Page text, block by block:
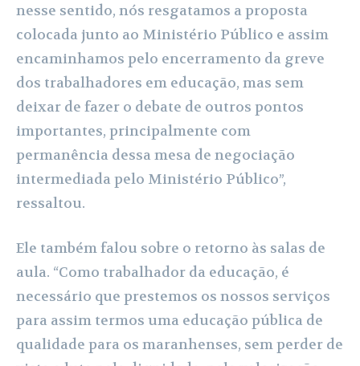
nesse sentido, nós resgatamos a proposta
colocada junto ao Ministério Público e assim
encaminhamos pelo encerramento da greve
dos trabalhadores em educação, mas sem
deixar de fazer o debate de outros pontos
importantes, principalmente com
permanência dessa mesa de negociação
intermediada pelo Ministério Público”,
ressaltou.
Ele também falou sobre o retorno às salas de
aula. “Como trabalhador da educação, é
necessário que prestemos os nossos serviços
para assim termos uma educação pública de
qualidade para os maranhenses, sem perder de